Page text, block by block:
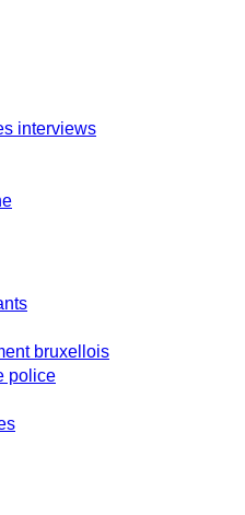
interviews
bruxellois
police